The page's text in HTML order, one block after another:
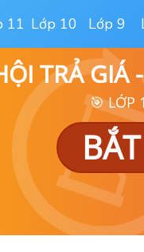
11 Lớp 10 Lớp 9
TRẢ GIÁ
🎯 LỚP